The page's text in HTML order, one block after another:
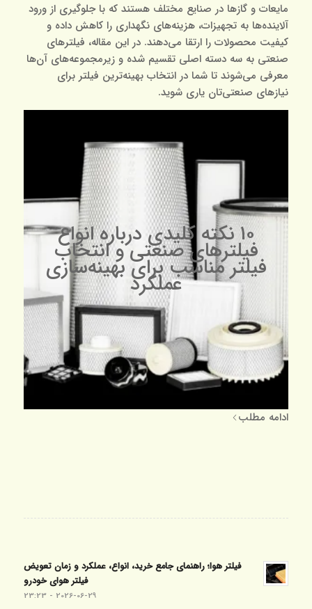
مایعات و گازها در صنایع مختلف هستند که با جلوگیری از ورود
آلاینده‌ها به تجهیزات، هزینه‌های نگهداری را کاهش داده و
کیفیت محصولات را ارتقا می‌دهند. در این مقاله، فیلترهای
صنعتی به سه دسته اصلی تقسیم شده و زیرمجموعه‌های آن‌ها
معرفی می‌شوند تا شما در انتخاب بهینه‌ترین فیلتر برای
نیازهای صنعتی‌تان یاری شوید.
۱۰ نکته کلیدی درباره انواع
فیلترهای صنعتی و انتخاب
فیلتر مناسب برای بهینه‌سازی
عملکرد
ادامه مطلب
فیلتر هوا؛ راهنمای جامع خرید، انواع، عملکرد و زمان تعویض
فیلتر هوای خودرو
2026-06-29 - 23:23